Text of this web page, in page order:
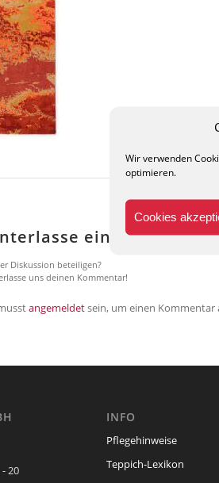
Wir verwenden
optimieren.
Cookies
einen
Diskussion beteiligen?
uns deinen Kommentar!
angemeldetsein, um einen Kommentar
20
INFO
Pflegehinweise
Teppich-Lexikon